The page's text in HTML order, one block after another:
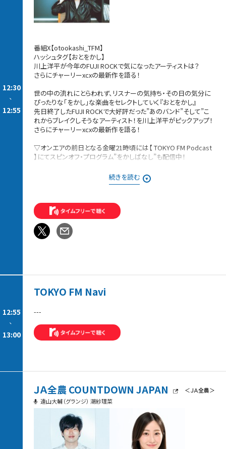
12:30
-
12:55
番組X【otookashi_TFM】
ハッシュタグ【おとをかし】
川上洋平が今年のFUJI ROCKで気になったアーティストは？
さらにチャーリーxcxの最新作を語る！
世の中の流れにとらわれず、リスナーの気持ち・その日の気分に
ぴったりな「をかし」な楽曲をセレクトしていく『おとをかし』
先日終了したFUJI ROCKで大好評だった”あのバンド”そして”こ
れからブレイクしそうなアーティスト！を川上洋平がピックアップ！
さらにチャーリーxcxの最新作を語る！
▽オンエアの前日となる金曜21時頃には【 TOKYO FM Podcast
】にてスピンオフ・プログラム”をかしばなし”も配信中！
PROGRAM Spotify：「おと、をかし」で検索
SPIN OFF PODCAST “をかしばなし” ：
続きを読む
12:55
-
13:00
TOKYO FM Navi
---
ＪＡ全農 COUNTDOWN JAPAN
＜ＪＡ全農＞
遠山大輔（グランジ） 潮紗理菜